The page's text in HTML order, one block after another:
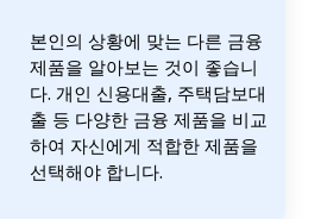
본인의 상황에 맞는 다른 금융
제품을 알아보는 것이 좋습니
다. 개인 신용대출, 주택담보대
출 등 다양한 금융 제품을 비교
하여 자신에게 적합한 제품을
선택해야 합니다.